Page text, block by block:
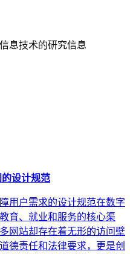
息技术的研究信息
设计规范
用户需求的设计规范在数字
育、就业和服务的核心渠
网站却存在着无形的访问壁
德责任和法律要求，更是创